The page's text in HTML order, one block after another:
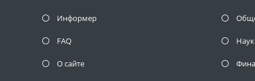
Информер
FAQ
О сайте